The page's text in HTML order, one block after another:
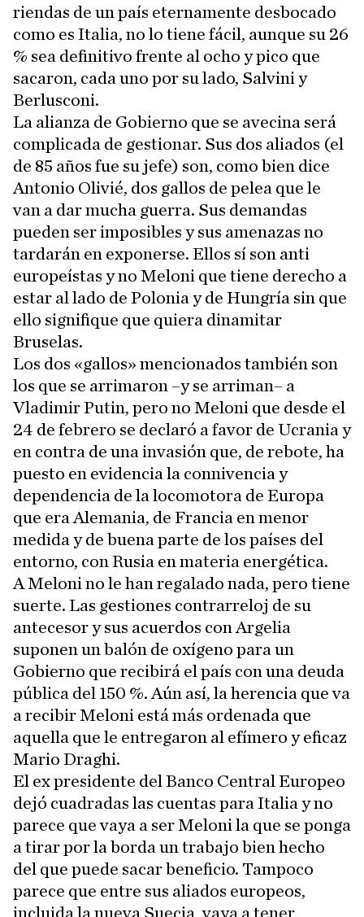
riendas de un país eternamente desbocado
como es Italia, no lo tiene fácil, aunque su 26
% sea definitivo frente al ocho y pico que
sacaron, cada uno por su lado, Salvini y
Berlusconi.
La alianza de Gobierno que se avecina será
complicada de gestionar. Sus dos aliados (el
de 85 años fue su jefe) son, como bien dice
Antonio Olivié, dos gallos de pelea que le
van a dar mucha guerra. Sus demandas
pueden ser imposibles y sus amenazas no
tardarán en exponerse. Ellos sí son anti
europeístas y no Meloni que tiene derecho a
estar al lado de Polonia y de Hungría sin que
ello signifique que quiera dinamitar
Bruselas.
Los dos «gallos» mencionados también son
los que se arrimaron –y se arriman– a
Vladimir Putin, pero no Meloni que desde el
24 de febrero se declaró a favor de Ucrania y
en contra de una invasión que, de rebote, ha
puesto en evidencia la connivencia y
dependencia de la locomotora de Europa
que era Alemania, de Francia en menor
medida y de buena parte de los países del
entorno, con Rusia en materia energética.
A Meloni no le han regalado nada, pero tiene
suerte. Las gestiones contrarreloj de su
antecesor y sus acuerdos con Argelia
suponen un balón de oxígeno para un
Gobierno que recibirá el país con una deuda
pública del 150 %. Aún así, la herencia que va
a recibir Meloni está más ordenada que
aquella que le entregaron al efímero y eficaz
Mario Draghi.
El ex presidente del Banco Central Europeo
dejó cuadradas las cuentas para Italia y no
parece que vaya a ser Meloni la que se ponga
a tirar por la borda un trabajo bien hecho
del que puede sacar beneficio. Tampoco
parece que entre sus aliados europeos,
incluida la nueva Suecia, vaya a tener